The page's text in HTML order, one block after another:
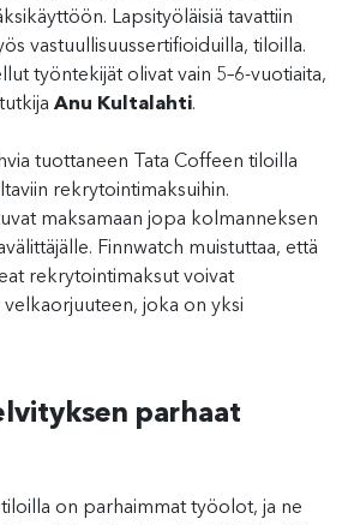
Lapsityöläisiä tavattiin
vastuullisuussertifioiduilla, tiloilla.
työntekijät olivat vain 5–6-vuotiaita,
Anu Kultalahti.
tuottaneen Tata Coffeen tiloilla
rekrytointimaksuihin.
maksamaan jopa kolmanneksen
Finnwatch muistuttaa, että
rekrytointimaksut voivat
joka on yksi
parhaat
tiloilla on parhaimmat työolot, ja ne